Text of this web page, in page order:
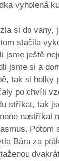
vyholená
si do vany,
stačila
jsme ještě
jsme si a
tak si holky
po chvíli
stříkat, tak
nastříkal
Potom
Bára za